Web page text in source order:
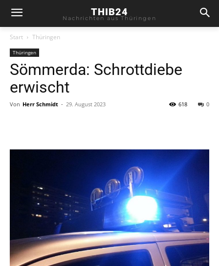
THIB24
Nachrichten aus Thüringen
Start Thüringen
Thüringen
Sömmerda: Schrottdiebe
erwischt
Von Herr Schmidt - 29. August 2023 0
618